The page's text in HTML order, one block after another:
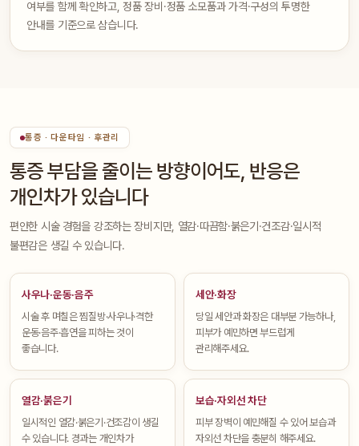
여부를 함께 확인하고, 정품 장비·정품 소모품과 가격·구성의 투명한
안내를 기준으로 삼습니다.
통증 · 다운타임 · 후관리
통증 부담을 줄이는 방향이어도, 반응은
개인차가 있습니다
편안한 시술 경험을 강조하는 장비지만, 열감·따끔함·붉은기·건조감·일시적
불편감은 생길 수 있습니다.
사우나·운동·음주
시술 후 며칠은 찜질방·사우나·격한
운동·음주·흡연을 피하는 것이
좋습니다.
세안·화장
당일 세안과 화장은 대부분 가능하나,
피부가 예민하면 부드럽게
관리해주세요.
열감·붉은기
일시적인 열감·붉은기·건조감이 생길
수 있습니다. 경과는 개인차가
보습·자외선 차단
피부 장벽이 예민해질 수 있어 보습과
자외선 차단을 충분히 해주세요.